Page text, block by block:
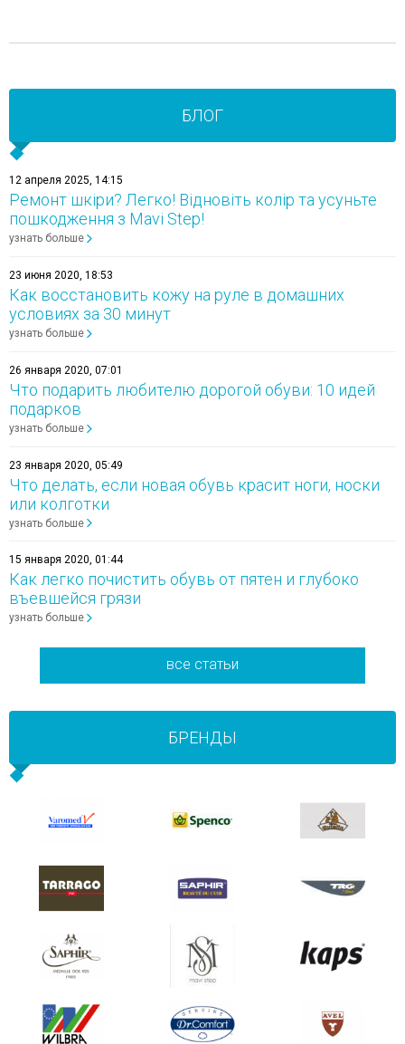
БЛОГ
12 апреля 2025, 14:15
Ремонт шкіри? Легко! Відновіть колір та усуньте
пошкодження з Mavi Step!
узнать больше
23 июня 2020, 18:53
Как восстановить кожу на руле в домашних
условиях за 30 минут
узнать больше
26 января 2020, 07:01
Что подарить любителю дорогой обуви: 10 идей
подарков
узнать больше
23 января 2020, 05:49
Что делать, если новая обувь красит ноги, носки
или колготки
узнать больше
15 января 2020, 01:44
Как легко почистить обувь от пятен и глубоко
въевшейся грязи
узнать больше
все статьи
БРЕНДЫ